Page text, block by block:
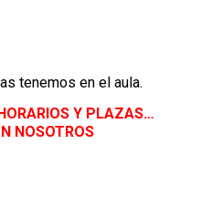
tenemos en el aula.
Y PLAZAS…
NOSOTROS